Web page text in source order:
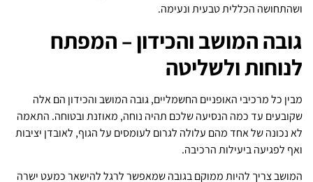
ושהתחושה הכללית טבעית ונעימה.
גובה המושב והכידון – המפתח
לנוחות ולשליטה
מבין כל מרכיבי האופניים החשמליים, גובה המושב והכידון הם אלה
שקובעים עד כמה הנסיעה שלכם תהיה נוחה, מאוזנת ובטוחה. התאמה
לא נכונה של אחד מהם עלולה לגרום לעומסים על הגוף, לאובדן יציבות
ואף לפגיעה ביעילות הרכיבה.
המושב צריך להיות ממוקם בגובה שמאפשר לרגל להישאר כמעט ישרה